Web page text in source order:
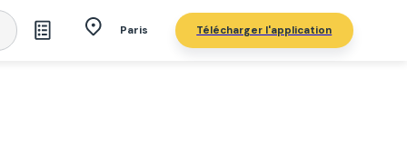
Paris Télécharger l'application